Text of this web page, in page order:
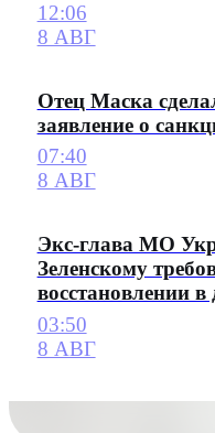
12:06
8 АВГ
Отец Маска
заявление о
07:40
8 АВГ
Экс-глава МО
Зеленскому
восстановлении
03:50
8 АВГ